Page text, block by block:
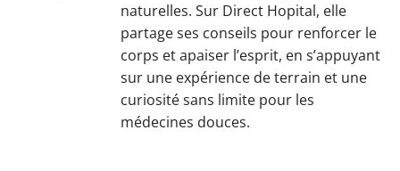
naturelles. Sur Direct Hopital, elle
partage ses conseils pour renforcer le
corps et apaiser l’esprit, en s’appuyant
sur une expérience de terrain et une
curiosité sans limite pour les
médecines douces.